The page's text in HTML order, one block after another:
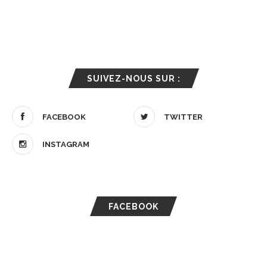
SUIVEZ-NOUS SUR :
FACEBOOK TWITTER
INSTAGRAM
FACEBOOK